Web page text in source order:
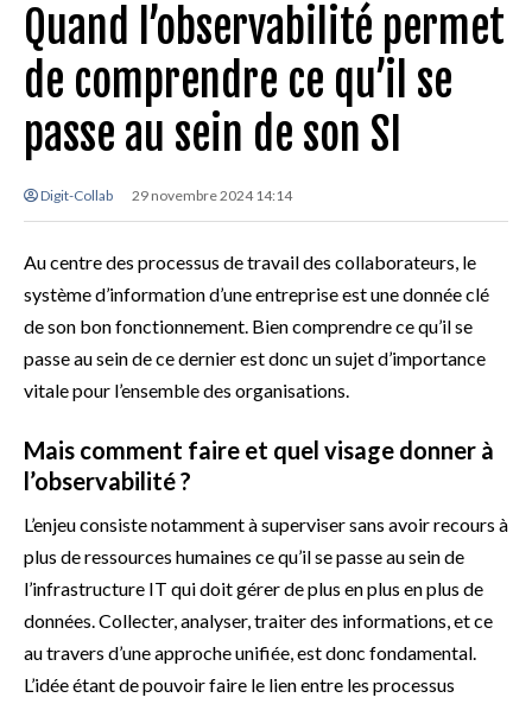
Quand l’observabilité permet
de comprendre ce qu’il se
passe au sein de son SI
Digit-Collab 29 novembre 2024 14:14
Au centre des processus de travail des collaborateurs, le
système d’information d’une entreprise est une donnée clé
de son bon fonctionnement. Bien comprendre ce qu’il se
passe au sein de ce dernier est donc un sujet d’importance
vitale pour l’ensemble des organisations.
Mais comment faire et quel visage donner à
l’observabilité ?
L’enjeu consiste notamment à superviser sans avoir recours à
plus de ressources humaines ce qu’il se passe au sein de
l’infrastructure IT qui doit gérer de plus en plus en plus de
données. Collecter, analyser, traiter des informations, et ce
au travers d’une approche unifiée, est donc fondamental.
L’idée étant de pouvoir faire le lien entre les processus